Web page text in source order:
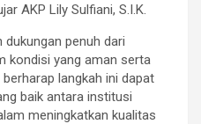
AKP Lily Sulfiani, S.I.K.
penuh dari
kondisi yang aman serta
langkah ini dapat
baik antara institusi
meningkatkan kualitas